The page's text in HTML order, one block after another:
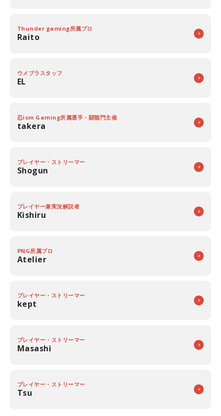
Thunder gaming所属プロ
Raito
ウメブラスタッフ
EL
忍ism Gaming所属選手・闘龍門主催
takera
プレイヤー・ストリーマー
Shogun
プレイヤー兼実況解説者
Kishiru
PNG所属プロ
Atelier
プレイヤー・ストリーマー
kept
プレイヤー・ストリーマー
Masashi
プレイヤー・ストリーマー
Tsu